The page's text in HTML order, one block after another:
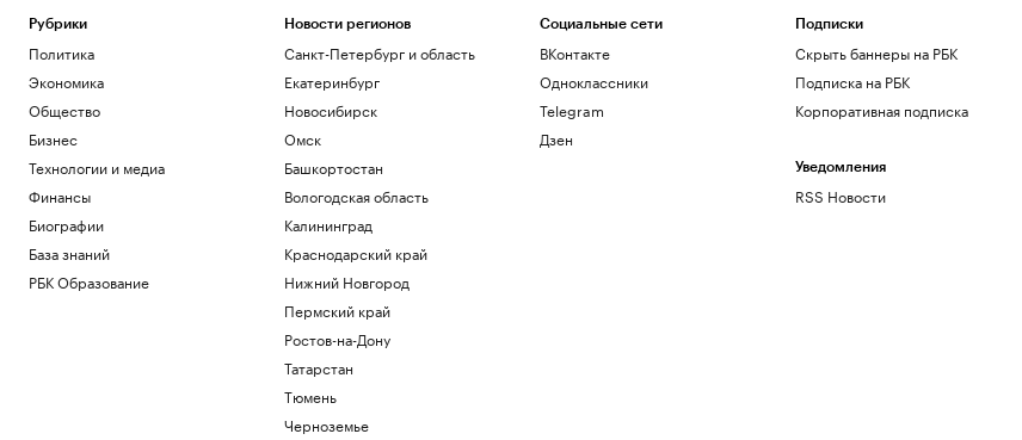
почему 30% камер не штрафуют
«обочечников»
Авто
Спрос на новостройки Москвы и
области снизился за год почти на 20%
Недвижимость
Ставрополья освоили ₽213 млрд
Кавказ
Ямпольская призвала пересмотреть
правила приема в вузы олимпиадников
Общество
Bild сообщила об ударе дрона по
открытии фестиваля авторского кино
Рубрики
Политика
Экономика
Общество
Бизнес
Технологии и медиа
Финансы
Биографии
База знаний
РБК Образование
Новости регионов
Санкт-Петербург и область
Екатеринбург
Новосибирск
Омск
Башкортостан
Вологодская область
Калининград
Краснодарский край
Нижний Новгород
Пермский край
Ростов-на-Дону
Татарстан
Тюмень
Черноземье
Социальные сети
ВКонтакте
Одноклассники
Telegram
Дзен
Подписки
Скрыть баннеры на РБК
Подписка на РБК
Корпоративная подписка
Уведомления
RSS Новости